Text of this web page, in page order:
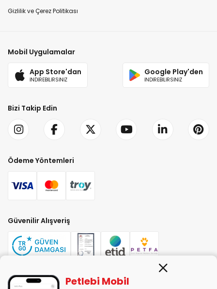
Gizlilik ve Çerez Politikası
Mobil Uygulamalar
App Store'dan
İNDİREBİLİRSİNİZ
Google Play'den
İNDİREBİLİRSİNİZ
Bizi Takip Edin
Ödeme Yöntemleri
Güvenilir Alışveriş
Petlebi Mobil